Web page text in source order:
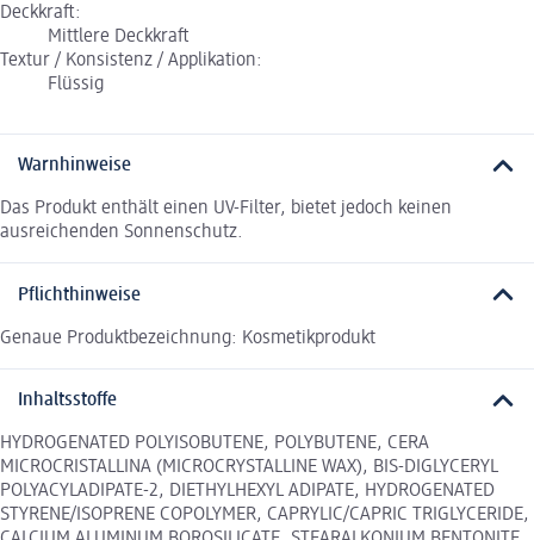
Deckkraft:
Mittlere Deckkraft
Textur / Konsistenz / Applikation:
Flüssig
Warnhinweise
Das Produkt enthält einen UV-Filter, bietet jedoch keinen
ausreichenden Sonnenschutz.
Pflichthinweise
Genaue Produktbezeichnung: Kosmetikprodukt
Inhaltsstoffe
HYDROGENATED POLYISOBUTENE, POLYBUTENE, CERA
MICROCRISTALLINA (MICROCRYSTALLINE WAX), BIS-DIGLYCERYL
POLYACYLADIPATE-2, DIETHYLHEXYL ADIPATE, HYDROGENATED
STYRENE/ISOPRENE COPOLYMER, CAPRYLIC/CAPRIC TRIGLYCERIDE,